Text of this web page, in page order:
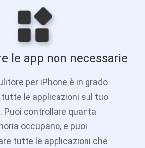
le app non necessarie
per iPhone è in grado
tutte le applicazioni sul tuo
Puoi controllare quanta
occupano, e puoi
tutte le applicazioni che